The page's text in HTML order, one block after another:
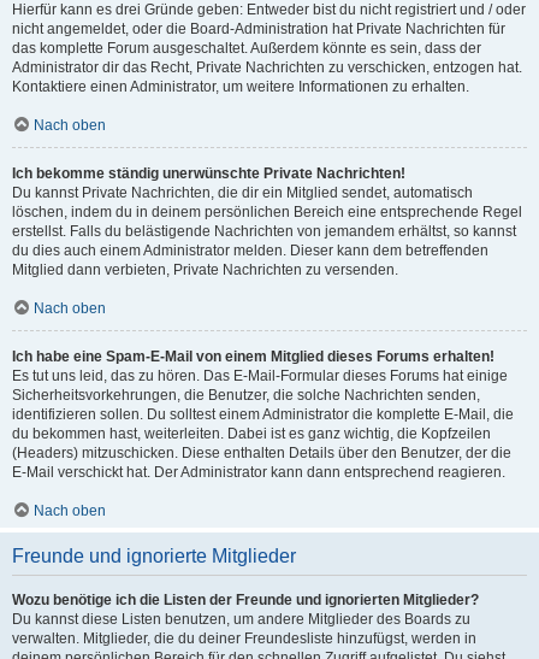
Hierfür kann es drei Gründe geben: Entweder bist du nicht registriert und / oder
nicht angemeldet, oder die Board-Administration hat Private Nachrichten für
das komplette Forum ausgeschaltet. Außerdem könnte es sein, dass der
Administrator dir das Recht, Private Nachrichten zu verschicken, entzogen hat.
Kontaktiere einen Administrator, um weitere Informationen zu erhalten.
Nach oben
Ich bekomme ständig unerwünschte Private Nachrichten!
Du kannst Private Nachrichten, die dir ein Mitglied sendet, automatisch
löschen, indem du in deinem persönlichen Bereich eine entsprechende Regel
erstellst. Falls du belästigende Nachrichten von jemandem erhältst, so kannst
du dies auch einem Administrator melden. Dieser kann dem betreffenden
Mitglied dann verbieten, Private Nachrichten zu versenden.
Nach oben
Ich habe eine Spam-E-Mail von einem Mitglied dieses Forums erhalten!
Es tut uns leid, das zu hören. Das E-Mail-Formular dieses Forums hat einige
Sicherheitsvorkehrungen, die Benutzer, die solche Nachrichten senden,
identifizieren sollen. Du solltest einem Administrator die komplette E-Mail, die
du bekommen hast, weiterleiten. Dabei ist es ganz wichtig, die Kopfzeilen
(Headers) mitzuschicken. Diese enthalten Details über den Benutzer, der die
E-Mail verschickt hat. Der Administrator kann dann entsprechend reagieren.
Nach oben
Freunde und ignorierte Mitglieder
Wozu benötige ich die Listen der Freunde und ignorierten Mitglieder?
Du kannst diese Listen benutzen, um andere Mitglieder des Boards zu
verwalten. Mitglieder, die du deiner Freundesliste hinzufügst, werden in